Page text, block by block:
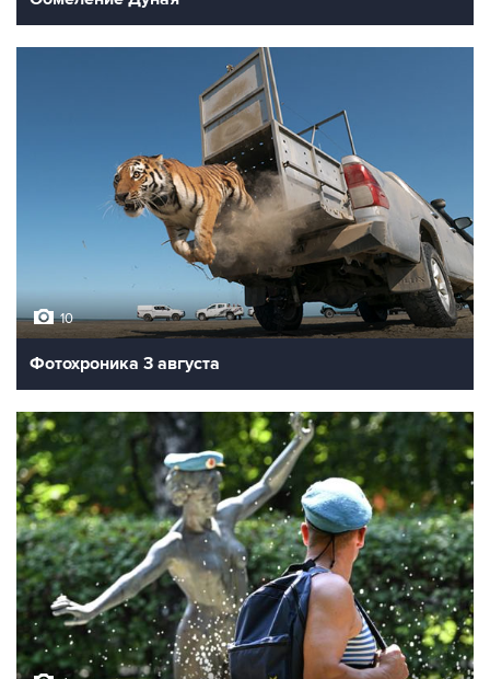
10
Фотохроника 3 августа